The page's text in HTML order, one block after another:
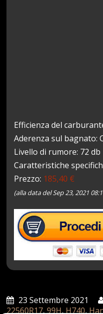
Efficienza del
Aderenza sul bagnato:
Livello di rumore: 72 db
Caratteristiche
Prezzo: 185,40 €
(alla data del Sep 23, 2021
23 Settembre 2021
22560R17,99H,H740,